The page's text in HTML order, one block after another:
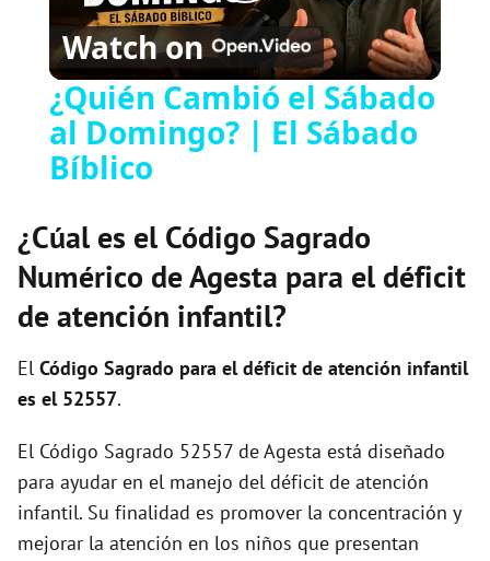
Video
Watch on
¿Quién Cambió el Sábado
al Domingo? | El Sábado
Bíblico
¿Cúal es el Código Sagrado
Numérico de Agesta para el déficit
de atención infantil?
El Código Sagrado para el déficit de atención infantil
es el 52557.
El Código Sagrado 52557 de Agesta está diseñado
para ayudar en el manejo del déficit de atención
infantil. Su finalidad es promover la concentración y
mejorar la atención en los niños que presentan